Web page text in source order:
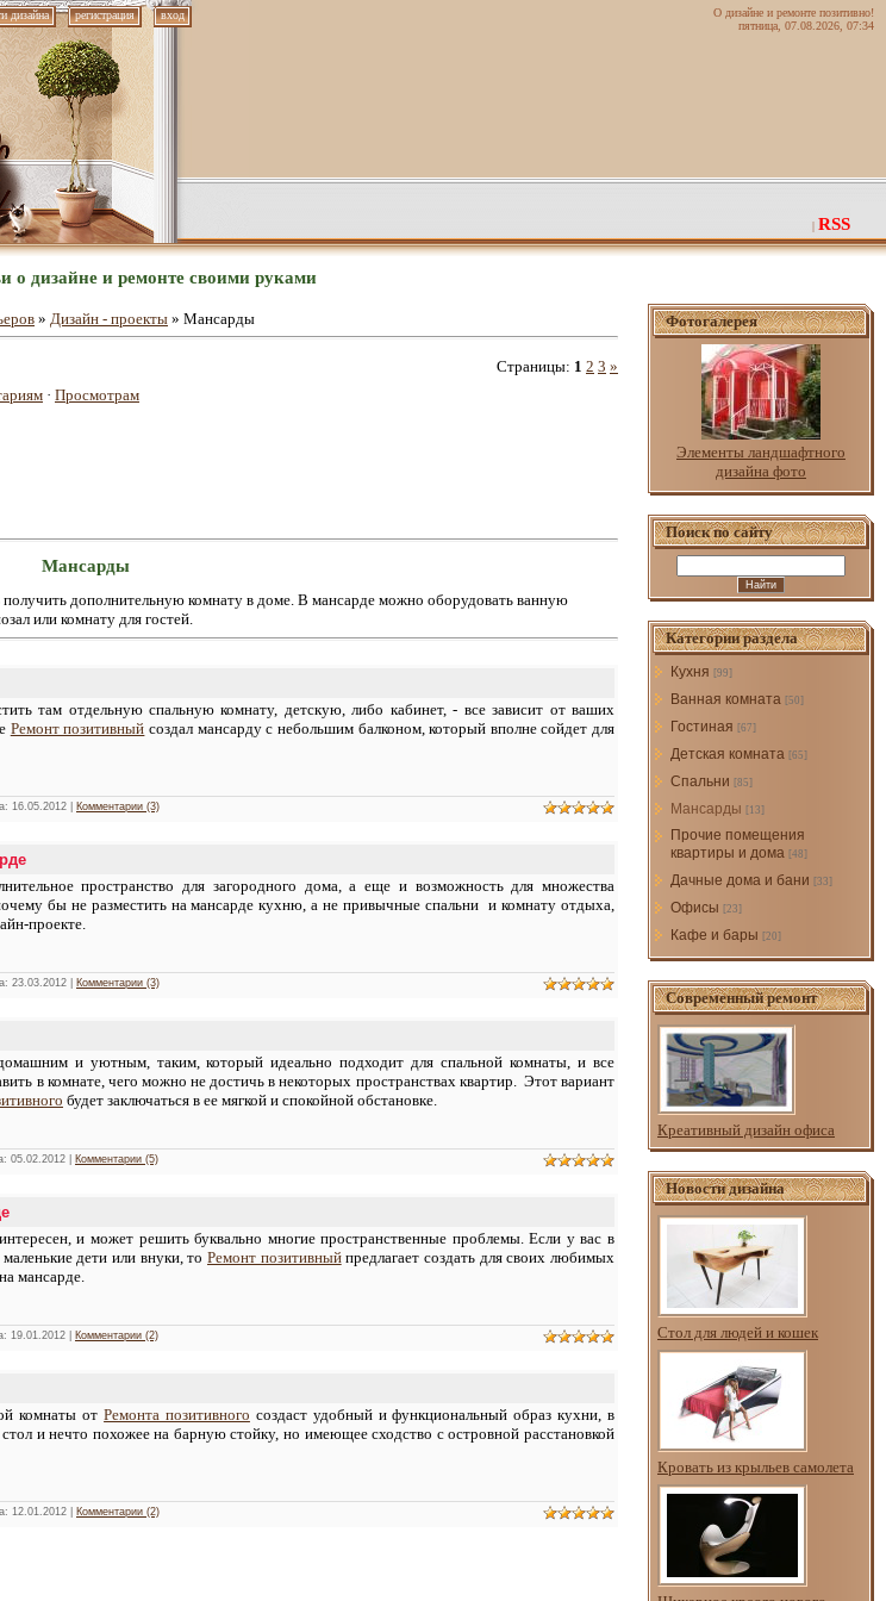
дизайна регистрация вход
О дизайне и ремонте позитивно!
пятница, 07.08.2026, 07:34
| RSS
о дизайне и ремонте своими руками
» Дизайн - проекты » Мансарды
Страницы: 1 2 3 »
· Просмотрам
Мансарды
дополнительную комнату в доме. В мансарде можно оборудовать ванную
или комнату для гостей.
там отдельную спальную комнату, детскую, либо кабинет, - все зависит от ваших
Ремонт позитивный создал мансарду с небольшим балконом, который вполне сойдет для
16.05.2012 Комментарии (3)
пространство для загородного дома, а еще и возможность для множества
бы не разместить на мансарде кухню, а не привычные спальни и комнату отдыха,
проекте.
23.03.2012 Комментарии (3)
и уютным, таким, который идеально подходит для спальной комнаты, и все
в комнате, чего можно не достичь в некоторых пространствах квартир. Этот вариант
будет заключаться в ее мягкой и спокойной обстановке.
05.02.2012 Комментарии (5)
и может решить буквально многие пространственные проблемы. Если у вас в
дети или внуки, то Ремонт позитивныйпредлагает создать для своих любимых
мансарде.
19.01.2012 Комментарии (2)
комнаты отРемонта позитивного создаст удобный и функциональный образ кухни, в
и нечто похожее на барную стойку, но имеющее сходство с островной расстановкой
12.01.2012 Комментарии (2)
Фотогалерея
Элементы ландшафтного
дизайна фото
Поиск по сайту
Категории раздела
Кухня [99]
Ванная комната [50]
Гостиная [67]
Детская комната [65]
Спальни [85]
Мансарды [13]
Прочие помещения
квартиры и дома [48]
Дачные дома и бани [33]
Офисы [23]
Кафе и бары [20]
Современный ремонт
Креативный дизайн офиса
Новости дизайна
Стол для людей и кошек
Кровать из крыльев самолета